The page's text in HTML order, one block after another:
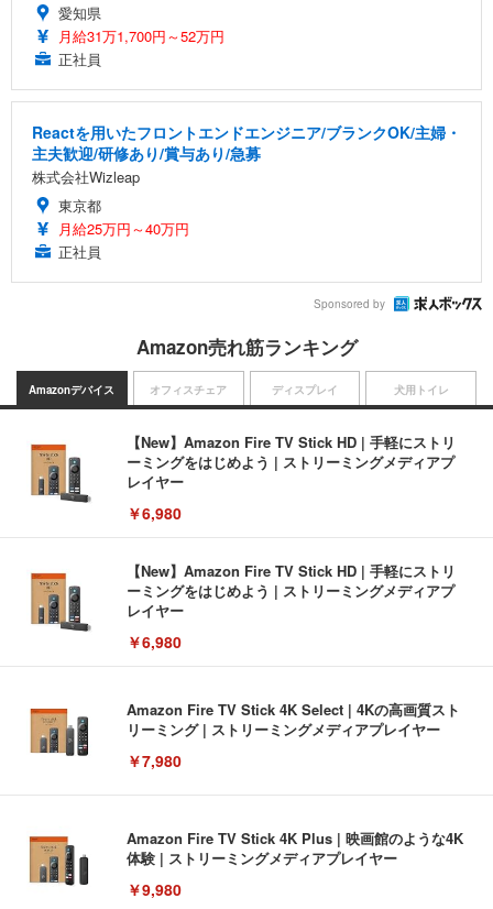
愛知県
月給31万1,700円～52万円
正社員
Reactを用いたフロントエンドエンジニア/ブランクOK/主婦・
主夫歓迎/研修あり/賞与あり/急募
株式会社Wizleap
東京都
月給25万円～40万円
正社員
Sponsored by
Amazon売れ筋ランキング
Amazonデバイス
【New】Amazon Fire TV Stick HD | 手軽にストリ
ーミングをはじめよう | ストリーミングメディアプ
レイヤー
￥6,980
【New】Amazon Fire TV Stick HD | 手軽にストリ
ーミングをはじめよう | ストリーミングメディアプ
レイヤー
￥6,980
Amazon Fire TV Stick 4K Select | 4Kの高画質スト
リーミング | ストリーミングメディアプレイヤー
￥7,980
Amazon Fire TV Stick 4K Plus | 映画館のような4K
体験 | ストリーミングメディアプレイヤー
￥9,980
オフィスチェア ディスプレイ 犬用トイレ